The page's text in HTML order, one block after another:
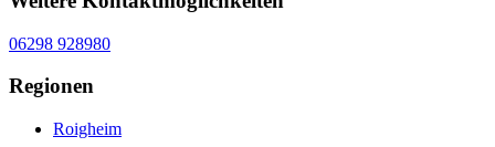
06298 928980
Regionen
Roigheim